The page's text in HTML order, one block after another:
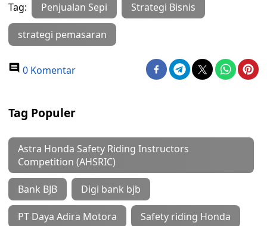
Tag: Penjualan Sepi Strategi Bisnis
strategi pemasaran
0 Komentar
Tag Populer
Astra Honda Safety Riding Instructors
Competition (AHSRIC)
Bank BJB Digi bank bjb
PT Daya Adira Motora Safety riding Honda